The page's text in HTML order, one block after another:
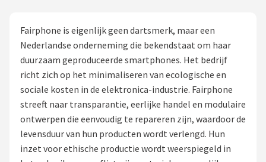
Dartspelers
Toernooien
Spelregels
Uitgooilijst
Fairphone is eigenlijk geen dartsmerk, maar een
Nederlandse onderneming die bekendstaat om haar
duurzaam geproduceerde smartphones. Het bedrijf
richt zich op het minimaliseren van ecologische en
sociale kosten in de elektronica-industrie. Fairphone
streeft naar transparantie, eerlijke handel en modulaire
ontwerpen die eenvoudig te repareren zijn, waardoor de
levensduur van hun producten wordt verlengd. Hun
inzet voor ethische productie wordt weerspiegeld in